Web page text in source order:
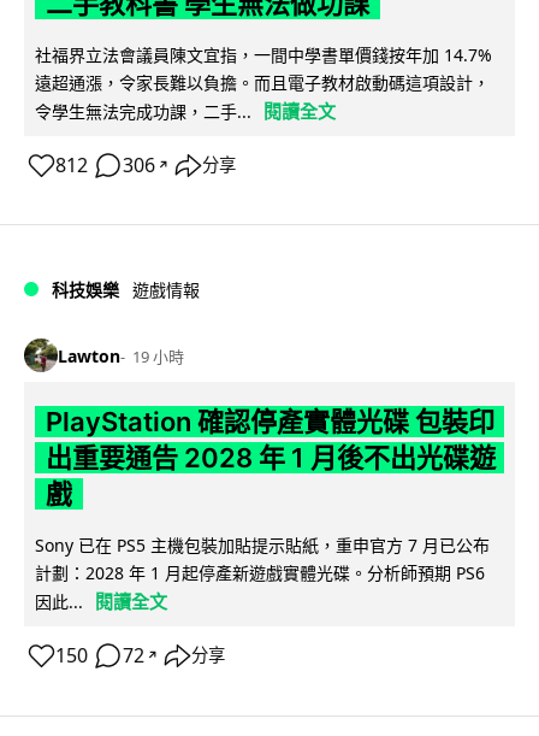
社福界立法會議員陳文宜指，一間中學書單價錢按年加 14.7%
遠超通漲，令家長難以負擔。而且電子教材啟動碼這項設計，
令學生無法完成功課，二手...
閱讀全文
812 306 ↗ 分享
科技娛樂 遊戲情報
Lawton 19 小時
PlayStation 確認停產實體光碟 包裝印
出重要通告 2028 年 1 月後不出光碟遊
戲
Sony 已在 PS5 主機包裝加貼提示貼紙，重申官方 7 月已公布
計劃：2028 年 1 月起停產新遊戲實體光碟。分析師預期 PS6
因此...
閱讀全文
150 72 ↗ 分享